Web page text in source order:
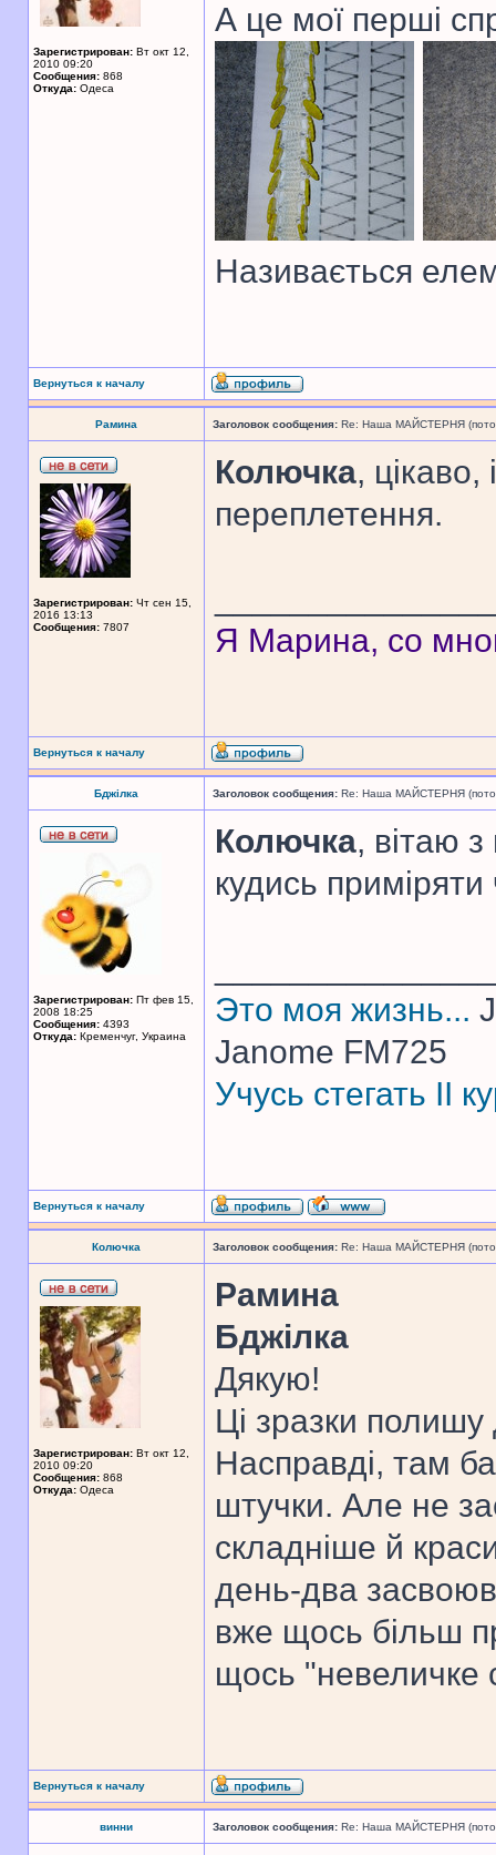
Зарегистрирован: Вт окт 12,
2010 09:20
Сообщения: 868
Откуда: Одеса
А це мої перші
Називається
Вернуться к началу
Рамина Заголовок сообщения: Re: Наша МАЙСТЕРНЯ
Зарегистрирован: Чт сен 15,
2016 13:13
Сообщения: 7807
Колючка,
переплетення.
Я Марина, со
Вернуться к началу
Бджілка Заголовок сообщения: Re: Наша МАЙСТЕРНЯ
Зарегистрирован: Пт фев 15,
2008 18:25
Сообщения: 4393
Откуда: Кременчуг, Украина
Колючка, вітаю
кудись приміряти
Это моя жизнь...
Janome FM725
Учусь стегать II
Вернуться к началу
Колючка Заголовок сообщения: Re: Наша МАЙСТЕРНЯ
Зарегистрирован: Вт окт 12,
2010 09:20
Сообщения: 868
Откуда: Одеса
Рамина
Бджілка
Дякую!
Ці зразки полишу
Насправді, там
штучки. Але не
складніше й
день-два
вже щось більш
щось "невеличке
Вернуться к началу
винни Заголовок сообщения: Re: Наша МАЙСТЕРНЯ